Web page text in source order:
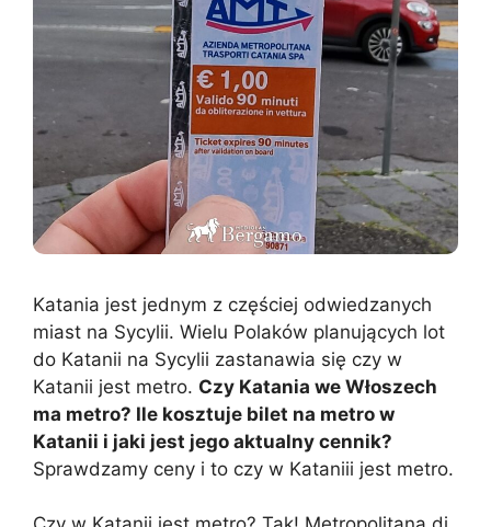
Katania jest jednym z częściej odwiedzanych
miast na Sycylii. Wielu Polaków planujących lot
do Katanii na Sycylii zastanawia się czy w
Katanii jest metro. Czy Katania we Włoszech
ma metro? Ile kosztuje bilet na metro w
Katanii i jaki jest jego aktualny cennik?
Sprawdzamy ceny i to czy w Kataniii jest metro.